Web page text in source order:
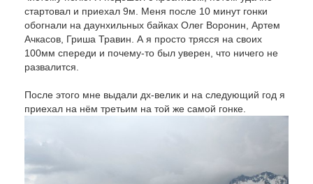
стартовал и приехал 9м. Меня после 10 минут гонки
обогнали на даунхильных байках Олег Воронин, Артем
Ачкасов, Гриша Травин. А я просто трясся на своих
100мм спереди и почему-то был уверен, что ничего не
развалится.
После этого мне выдали дх-велик и на следующий год я
приехал на нём третьим на той же самой гонке.